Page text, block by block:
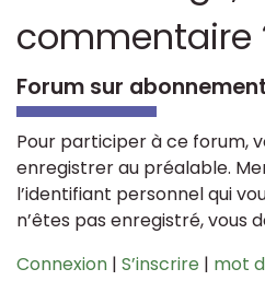
commentaire
Forum sur abonnement
Pour participer à ce forum,
enregistrer au préalable.
l’identifiant personnel qui
n’êtes pas enregistré, vous
Connexion | S’inscrire | mot